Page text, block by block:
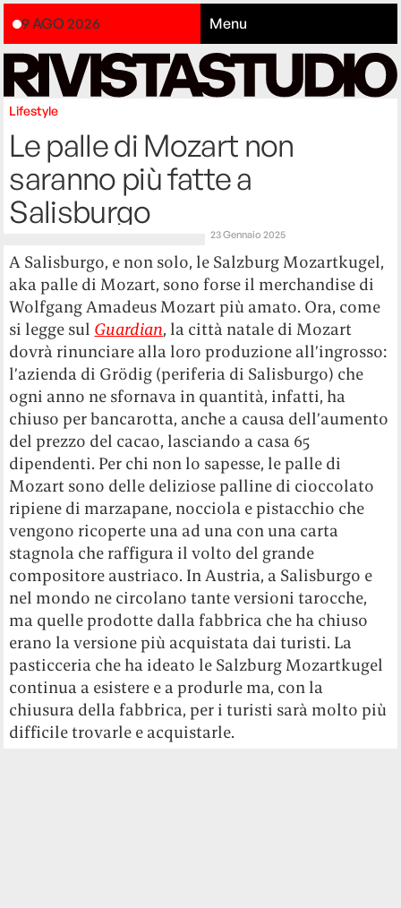
9 AGO 2026 Menu
Lifestyle
Le palle di Mozart non
saranno più fatte a
Salisburgo
23 Gennaio 2025
A Salisburgo, e non solo, le Salzburg Mozartkugel,
aka palle di Mozart, sono forse il merchandise di
Wolfgang Amadeus Mozart più amato. Ora, come
si legge sul Guardian, la città natale di Mozart
dovrà rinunciare alla loro produzione all’ingrosso:
l’azienda di Grödig (periferia di Salisburgo) che
ogni anno ne sfornava in quantità, infatti, ha
chiuso per bancarotta, anche a causa dell’aumento
del prezzo del cacao, lasciando a casa 65
dipendenti. Per chi non lo sapesse, le palle di
Mozart sono delle deliziose palline di cioccolato
ripiene di marzapane, nocciola e pistacchio che
vengono ricoperte una ad una con una carta
stagnola che raffigura il volto del grande
compositore austriaco. In Austria, a Salisburgo e
nel mondo ne circolano tante versioni tarocche,
ma quelle prodotte dalla fabbrica che ha chiuso
erano la versione più acquistata dai turisti. La
pasticceria che ha ideato le Salzburg Mozartkugel
continua a esistere e a produrle ma, con la
chiusura della fabbrica, per i turisti sarà molto più
difficile trovarle e acquistarle.